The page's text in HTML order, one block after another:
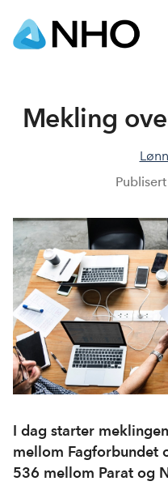
Mekling
Publisert
I dag starter
mellom Fagforbundet
536 mellom Parat og